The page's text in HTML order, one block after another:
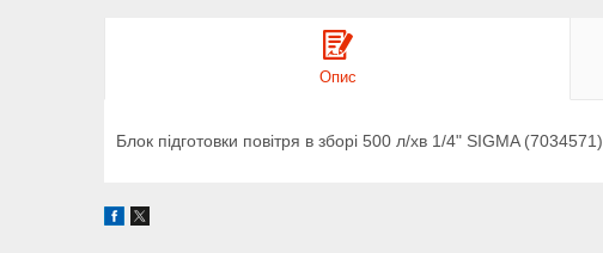
Опис
Блок підготовки повітря в зборі 500 л/хв 1/4" SIGMA (7034571)